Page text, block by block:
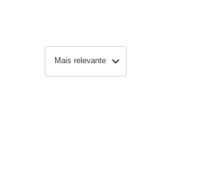
Mais relevante